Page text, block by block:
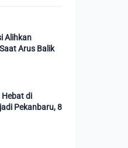
Alihkan
Arus Balik
Hebat di
Pekanbaru, 8